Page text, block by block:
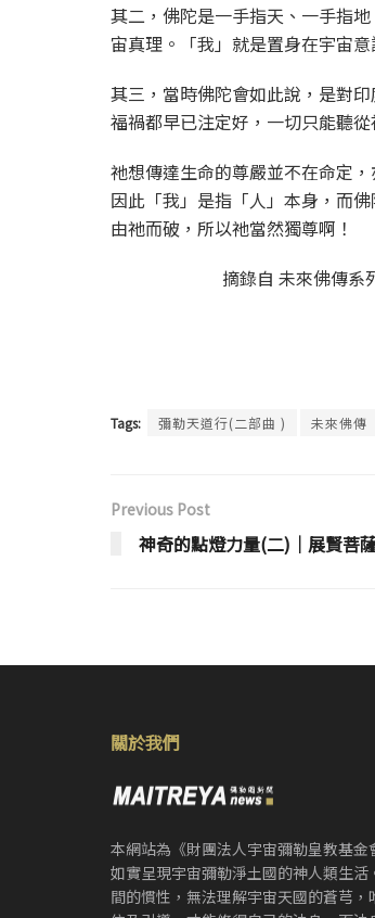
其二，佛陀是一手指天、一手指
宙真理。「我」就是置身在宇宙
其三，當時佛陀會如此說，是對
福禍都早已注定好，一切只能聽
祂想傳達生命的尊嚴並不在命定
因此「我」是指「人」本身，而
由祂而破，所以祂當然獨尊啊！
摘錄自 未來佛傳系
Tags: 彌勒天道行(二部曲 ) 未來佛傳
Previous Post
神奇的點燈力量(二)│展賢菩
關於我們
本網站為《財團法人宇宙彌勒皇教基金
如實呈現宇宙彌勒淨土國的神人類生活
間的慣性，無法理解宇宙天國的蒼芎